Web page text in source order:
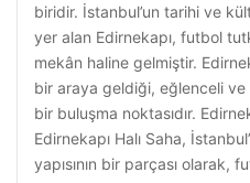
biridir. İstanbul’un tarihi ve
yer alan Edirnekapı, futbol
mekân haline gelmiştir.
bir araya geldiği, eğlenceli ve
bir buluşma noktasıdır.
Edirnekapı Halı Saha,
yapısının bir parçası olarak,